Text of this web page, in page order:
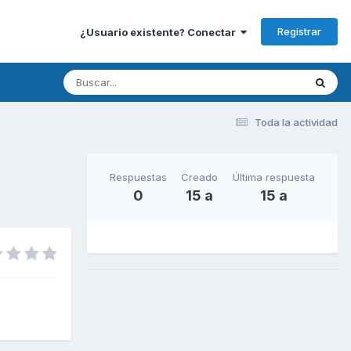
¿Usuario existente? Conectar Registrar
Toda la actividad
Respuestas
0
Creado
15 a
Última respuesta
15 a